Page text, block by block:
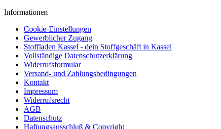
Informationen
Cookie-Einstellungen
Gewerblicher Zugang
Stoffladen Kassel - dein Stoffgeschäft in Kassel
Vollständige Datenschutzerklärung
Widerrufsformular
Versand- und Zahlungsbedingungen
Kontakt
Impressum
Widerrufsrecht
AGB
Datenschutz
Haftungsausschluß & Copyright